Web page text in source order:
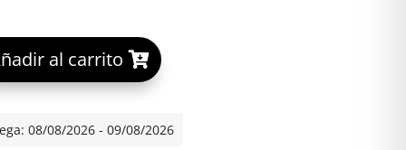
50 COMP cantidad
al carrito
A
e
08/08/2026 - 09/08/2026